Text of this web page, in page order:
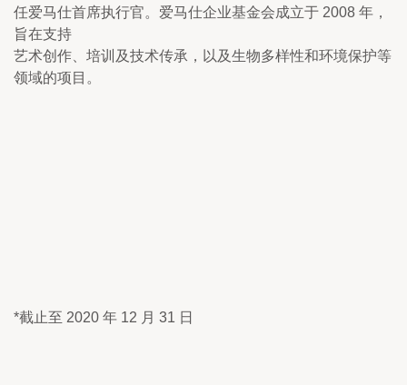
任爱马仕首席执行官。爱马仕企业基金会成立于 2008 年，
旨在支持
艺术创作、培训及技术传承，以及生物多样性和环境保护等
领域的项目。
*截止至 2020 年 12 月 31 日